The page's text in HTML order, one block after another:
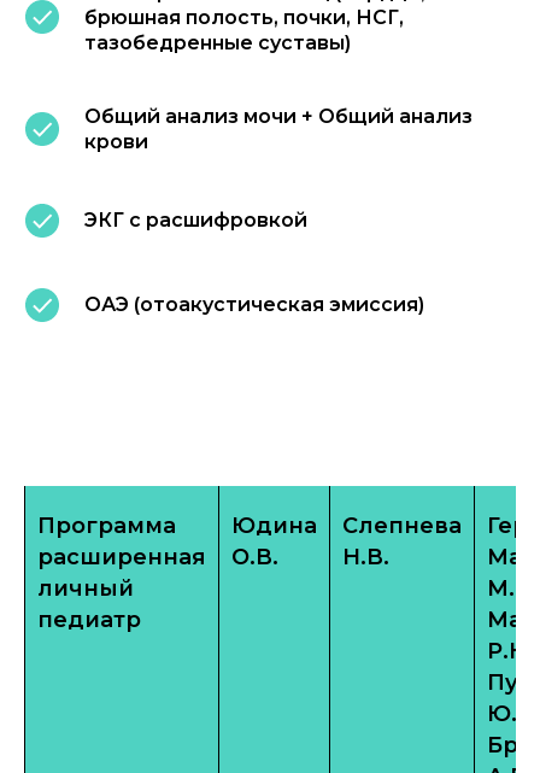
брюшная полость, почки, НСГ,
тазобедренные суставы)
Общий анализ мочи + Общий анализ
крови
ЭКГ с расшифровкой
ОАЭ (отоакустическая эмиссия)
Программа
расширенная
личный
педиатр
Юдина
О.В.
Слепнева
Н.В.
Р.К.,